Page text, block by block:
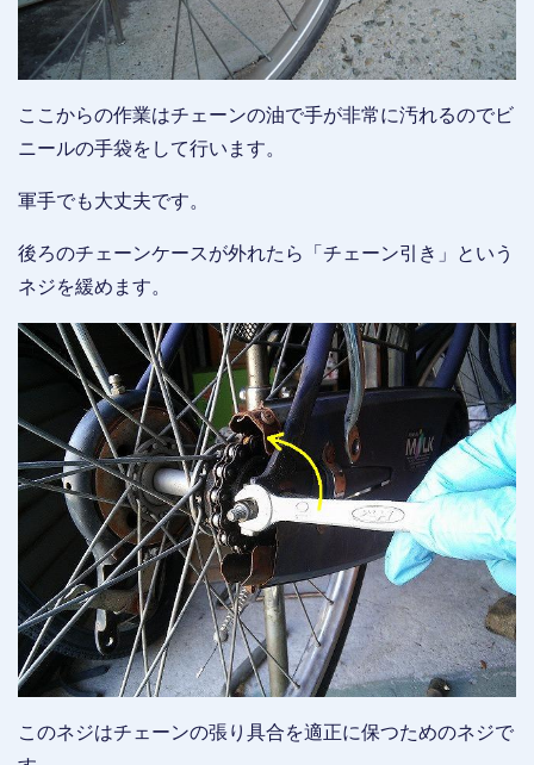
ここからの作業はチェーンの油で手が非常に汚れるのでビ
ニールの手袋をして行います。
軍手でも大丈夫です。
後ろのチェーンケースが外れたら「チェーン引き」という
ネジを緩めます。
このネジはチェーンの張り具合を適正に保つためのネジで